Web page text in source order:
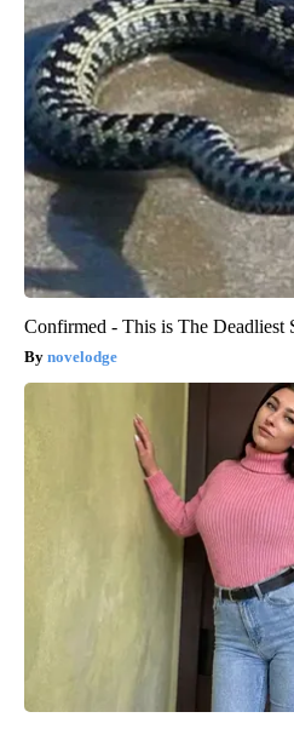
Confirmed - This is The Deadliest
novelodge